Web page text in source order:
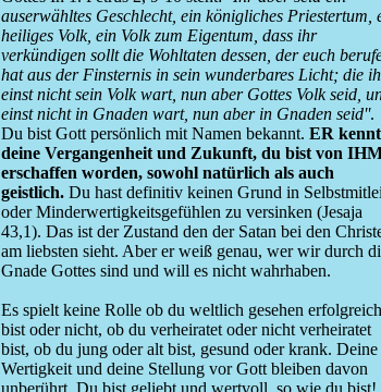
auserwähltes Geschlecht, ein königliches Priestertum,
heiliges Volk, ein Volk zum Eigentum, dass ihr
verkündigen sollt die Wohltaten dessen, der euch
hat aus der Finsternis in sein wunderbares Licht; die
einst nicht sein Volk wart, nun aber Gottes Volk seid,
einst nicht in Gnaden wart, nun aber in Gnaden seid''.
Du bist Gott persönlich mit Namen bekannt. ER kennt
deine Vergangenheit und Zukunft, du bist von
erschaffen worden, sowohl natürlich als auch
geistlich.Du hast definitiv keinen Grund in
oder Minderwertigkeitsgefühlen zu versinken (Jesaja
43,1). Das ist der Zustand den der Satan bei den
am liebsten sieht. Aber er weiß genau, wer wir durch
Gnade Gottes sind und will es nicht wahrhaben.
Es spielt keine Rolle ob du weltlich gesehen erfolgreich
bist oder nicht, ob du verheiratet oder nicht verheiratet
bist, ob du jung oder alt bist, gesund oder krank. Deine
Wertigkeit und deine Stellung vor Gott bleiben davon
unberührt. Du bist geliebt und wertvoll, so wie du bist!